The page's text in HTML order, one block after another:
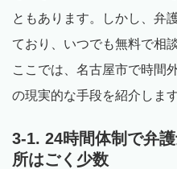
ともあります。しかし、弁
ており、いつでも無料で相
ここでは、名古屋市で時間
の現実的な手段を紹介します
3-1. 24時間体制で弁
所はごく少数